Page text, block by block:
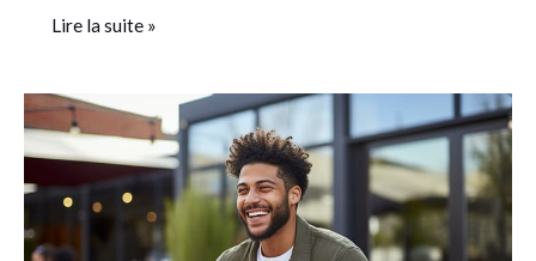
Lire la suite »
Quel
est
mobilier
le